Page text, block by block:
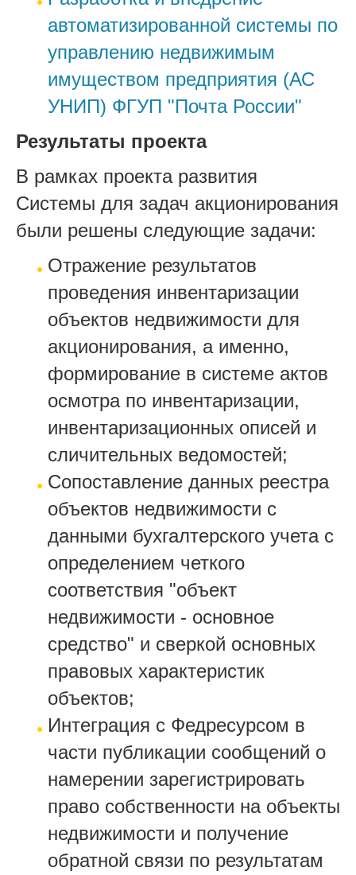
автоматизированной системы по
управлению недвижимым
имуществом предприятия (АС
УНИП) ФГУП "Почта России"
Результаты проекта
В рамках проекта развития
Системы для задач акционирования
были решены следующие задачи:
Отражение результатов
проведения инвентаризации
объектов недвижимости для
акционирования, а именно,
формирование в системе актов
осмотра по инвентаризации,
инвентаризационных описей и
сличительных ведомостей;
Сопоставление данных реестра
объектов недвижимости с
данными бухгалтерского учета с
определением четкого
соответствия "объект
недвижимости - основное
средство" и сверкой основных
правовых характеристик
объектов;
Интеграция с Федресурсом в
части публикации сообщений о
намерении зарегистрировать
право собственности на объекты
недвижимости и получение
обратной связи по результатам